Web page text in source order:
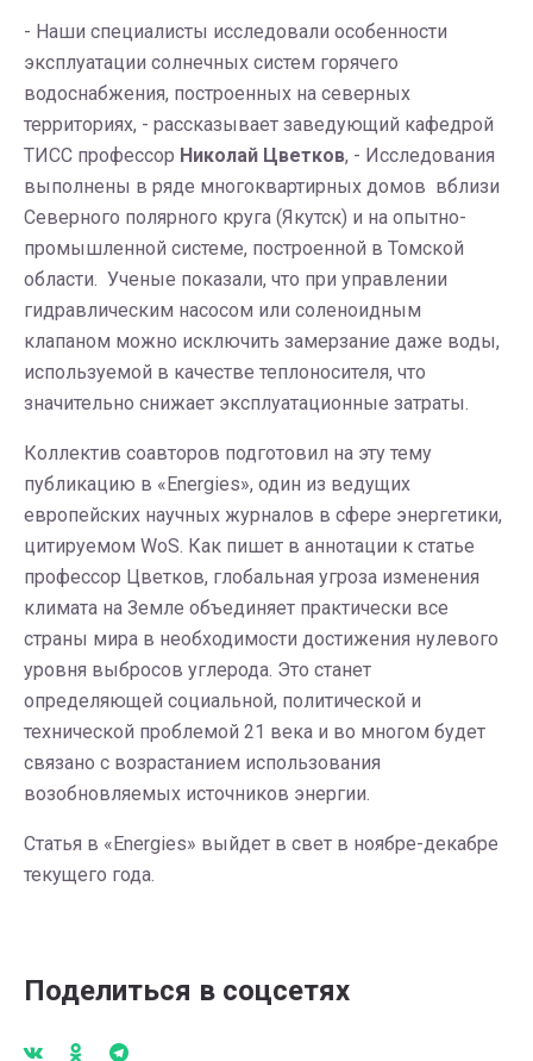
- Наши специалисты исследовали особенности
эксплуатации солнечных систем горячего
водоснабжения, построенных на северных
территориях, - рассказывает заведующий кафедрой
ТИСС профессор Николай Цветков, - Исследования
выполнены в ряде многоквартирных домов вблизи
Северного полярного круга (Якутск) и на опытно-
промышленной системе, построенной в Томской
области. Ученые показали, что при управлении
гидравлическим насосом или соленоидным
клапаном можно исключить замерзание даже воды,
используемой в качестве теплоносителя, что
значительно снижает эксплуатационные затраты.
Коллектив соавторов подготовил на эту тему
публикацию в «Energies», один из ведущих
европейских научных журналов в сфере энергетики,
цитируемом WoS. Как пишет в аннотации к статье
профессор Цветков, глобальная угроза изменения
климата на Земле объединяет практически все
страны мира в необходимости достижения нулевого
уровня выбросов углерода. Это станет
определяющей социальной, политической и
технической проблемой 21 века и во многом будет
связано с возрастанием использования
возобновляемых источников энергии.
Статья в «Energies» выйдет в свет в ноябре-декабре
текущего года.
Поделиться в соцсетях